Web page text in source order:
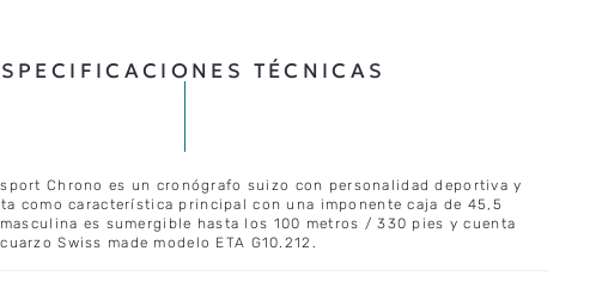
TÉCNICAS
Chrono es un cronógrafo suizo con personalidad deportiva y
como característica principal con una imponente caja de 45,5
es sumergible hasta los 100 metros / 330 pies y cuenta
Swiss made modelo ETA G10.212.